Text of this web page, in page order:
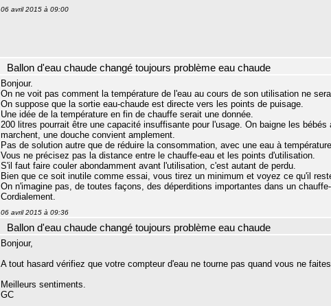
06 avril 2015 à 09:00
Ballon d'eau chaude changé toujours problème eau chaude
Bonjour.
On ne voit pas comment la température de l'eau au cours de son utilisation ne
On suppose que la sortie eau-chaude est directe vers les points de puisage.
Une idée de la température en fin de chauffe serait une donnée.
200 litres pourrait être une capacité insuffisante pour l'usage. On baigne les
marchent, une douche convient amplement.
Pas de solution autre que de réduire la consommation, avec une eau à
Vous ne précisez pas la distance entre le chauffe-eau et les points d'utilisation.
S'il faut faire couler abondamment avant l'utilisation, c'est autant de perdu.
Bien que ce soit inutile comme essai, vous tirez un minimum et voyez ce qu'il
On n'imagine pas, de toutes façons, des déperditions importantes dans un
Cordialement.
06 avril 2015 à 09:36
Ballon d'eau chaude changé toujours problème eau chaude
Bonjour,
A tout hasard vérifiez que votre compteur d'eau ne tourne pas quand vous ne
Meilleurs sentiments.
GC